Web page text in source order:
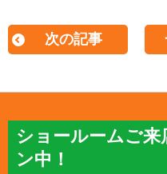
次の記事
ショールームご来
ン中！